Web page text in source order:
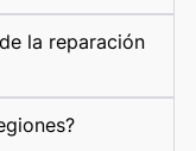
la reparación